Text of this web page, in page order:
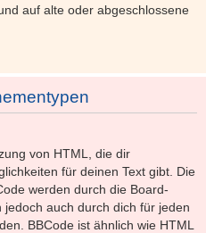
auf alte oder abgeschlossene
von HTML, die dir
für deinen Text gibt. Die
werden durch die Board-
auch durch dich für jeden
BBCode ist ähnlich wie HTML